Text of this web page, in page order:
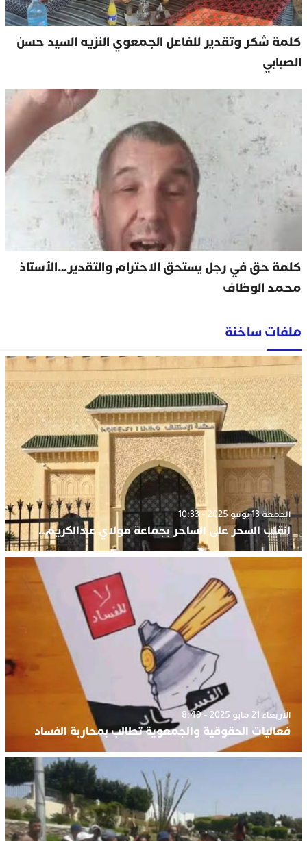
كلمة شكر وتقدير للفاعل الجمعوي النزيه السيد حسن
الصبابي
كلمة حق في رجل يستحق الاحترام والتقدير…الأستاذ
محمد الوظاف
ملفات ساخنة
الجمعة 13 يونيو 2025 - 10:33
انقلب السحر على الساحر بجماعة مولاي عبدالكريم..
الأربعاء 21 مايو 2025 - 8:49
فعاليات الحقوقية والجمعوية تطالب بمحاربة الفساد